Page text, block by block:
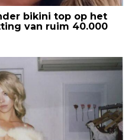
bikini top op het
van ruim 40.000